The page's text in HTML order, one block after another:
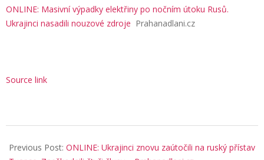
ONLINE: Masivní výpadky elektřiny po nočním útoku Rusů.
Ukrajinci nasadili nouzové zdroje Prahanadlani.cz
Source link
11-
Previous Post: ONLINE: Ukrajinci znovu zaútočili na ruský přístav